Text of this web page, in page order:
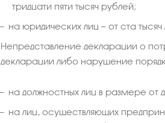
тридцати пяти тысяч рублей;
на юридических лиц — от ста
Непредставление декларации о
декларации либо нарушение
на должностных лиц в размере от
на лиц, осуществляющих